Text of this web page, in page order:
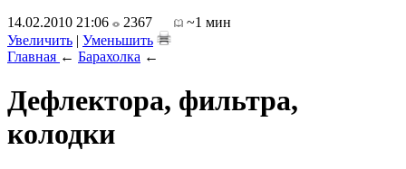
14.02.2010 21:06
2367
~1 мин
Увеличить | Уменьшить
Главная ← Барахолка ←
Дефлектора, фильтра,
колодки